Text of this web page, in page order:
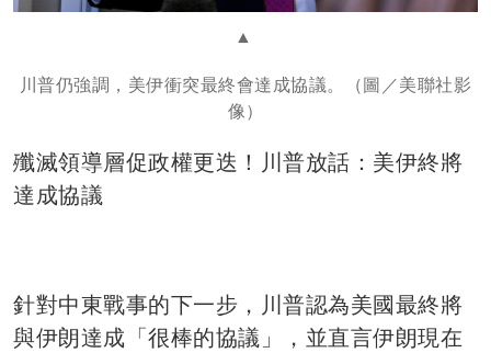
川普仍強調，美伊衝突最終會達成協議。（圖／美聯社影
像）
殲滅領導層促政權更迭！川普放話：美伊終將
達成協議
針對中東戰事的下一步，川普認為美國最終將
與伊朗達成「很棒的協議」，並直言伊朗現在